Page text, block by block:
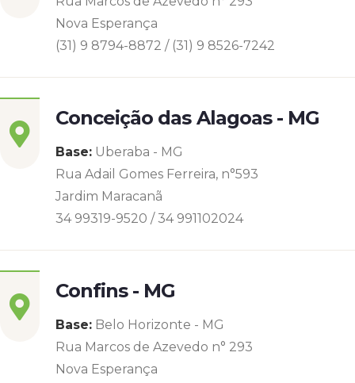
Nova Esperança
(31) 9 8794-8872 / (31) 9 8526-7242
Conceição das Alagoas - MG
Base: Uberaba - MG
Rua Adail Gomes Ferreira, n°593
Jardim Maracanã
34 99319-9520 / 34 991102024
Confins - MG
Base: Belo Horizonte - MG
Rua Marcos de Azevedo n° 293
Nova Esperança